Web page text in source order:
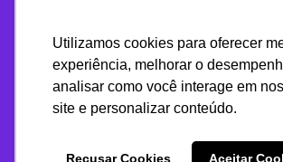
Utilizamos cookies para oferecer
experiência, melhorar o
analisar como você interage em
site e personalizar conteúdo.
Recusar Cookies Aceitar
Diferenciais
Fundamental I
Fundamental II
Blog
Eventos
Uniformes